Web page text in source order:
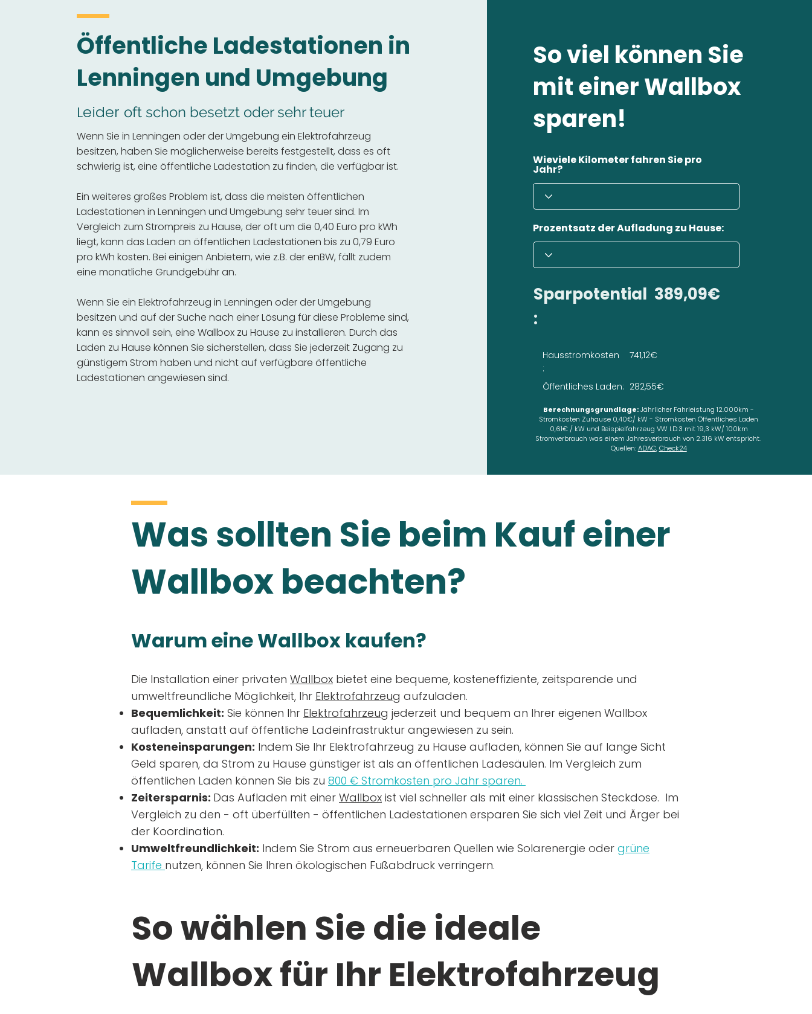
Öffentliche Ladestationen in
Lenningen und Umgebung
Leider oft schon besetzt oder sehr teuer
Wenn Sie in Lenningen oder der Umgebung ein Elektrofahrzeug
besitzen, haben Sie möglicherweise bereits festgestellt, dass es oft
schwierig ist, eine öffentliche Ladestation zu finden, die verfügbar ist.
Ein weiteres großes Problem ist, dass die meisten öffentlichen
Ladestationen in Lenningen und Umgebung sehr teuer sind. Im
Vergleich zum Strompreis zu Hause, der oft um die 0,40 Euro pro kWh
liegt, kann das Laden an öffentlichen Ladestationen bis zu 0,79 Euro
pro kWh kosten. Bei einigen Anbietern, wie z.B. der enBW, fällt zudem
eine monatliche Grundgebühr an.
Wenn Sie ein Elektrofahrzeug in Lenningen oder der Umgebung
besitzen und auf der Suche nach einer Lösung für diese Probleme sind,
kann es sinnvoll sein, eine Wallbox zu Hause zu installieren. Durch das
Laden zu Hause können Sie sicherstellen, dass Sie jederzeit Zugang zu
günstigem Strom haben und nicht auf verfügbare öffentliche
Ladestationen angewiesen sind.
So viel können Sie
mit einer Wallbox
sparen!
Wieviele Kilometer fahren Sie pro
Jahr?
Prozentsatz der Aufladung zu Hause:
Sparpotential
:
389,09€
Hausstromkosten
:
Öffentliches Laden:
741,12€
282,55€
Berechnungsgrundlage:Jährlicher Fahrleistung 12.000km -
Stromkosten Zuhause 0,40€/ kW - Stromkosten Öffentliches Laden
0,61€ / kW und Beispielfahrzeug VW I.D.3 mit 19,3 kW/ 100km
Stromverbrauch was einem Jahresverbrauch von 2.316 kW entspricht.
Quellen:ADAC,Check24
Was sollten Sie beim Kauf einer
Wallbox beachten?
Warum eine Wallbox kaufen?
Die Installation einer privaten Wallbox bietet eine bequeme, kosteneffiziente, zeitsparende und
umweltfreundliche Möglichkeit, Ihr Elektrofahrzeug aufzuladen.
Bequemlichkeit: Sie können Ihr Elektrofahrzeug jederzeit und bequem an Ihrer eigenen Wallbox
aufladen, anstatt auf öffentliche Ladeinfrastruktur angewiesen zu sein.
Kosteneinsparungen: Indem Sie Ihr Elektrofahrzeug zu Hause aufladen, können Sie auf lange Sicht
Geld sparen, da Strom zu Hause günstiger ist als an öffentlichen Ladesäulen. Im Vergleich zum
öffentlichen Laden können Sie bis zu 800 € Stromkosten pro Jahr sparen.
Zeitersparnis: Das Aufladen mit einer Wallbox ist viel schneller als mit einer klassischen Steckdose. Im
Vergleich zu den - oft überfüllten - öffentlichen Ladestationen ersparen Sie sich viel Zeit und Ärger bei
der Koordination.
Umweltfreundlichkeit: Indem Sie Strom aus erneuerbaren Quellen wie Solarenergie oder grüne
Tarife nutzen, können Sie Ihren ökologischen Fußabdruck verringern.
So wählen Sie die ideale
Wallbox für Ihr Elektrofahrzeug